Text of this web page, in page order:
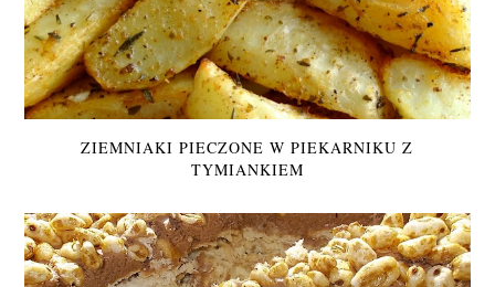
ZIEMNIAKI PIECZONE W PIEKARNIKU Z
TYMIANKIEM